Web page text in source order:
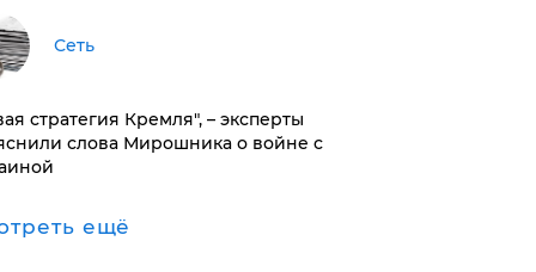
Сеть
стратегия Кремля", – эксперты
слова Мирошника о войне с
ещё